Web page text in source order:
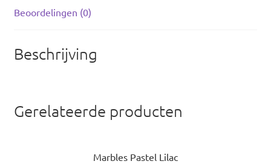
Beoordelingen (0)
Beschrijving
Gerelateerde producten
Marbles Pastel Lilac